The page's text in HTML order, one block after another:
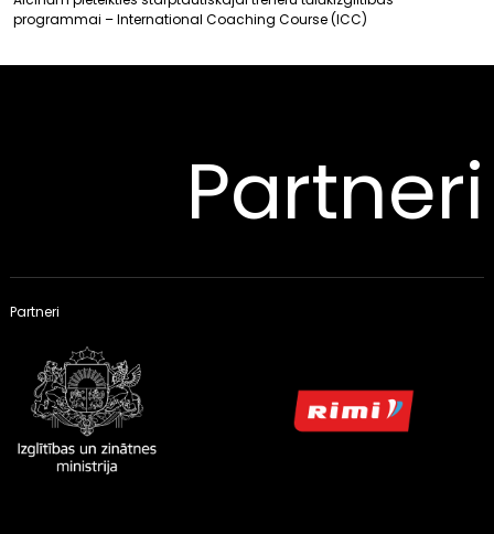
programmai – International Coaching Course (ICC)
Partneri
Partneri